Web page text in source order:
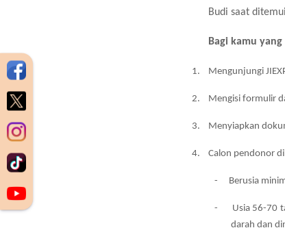
Budi saat
Bagi kamu
1. Mengunjungi
2. Mengisi formulir
3. Menyiapkan
4. Calon pendonor
- Berusia
-
Usia 56-70
darah dan